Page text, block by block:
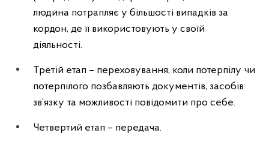
людина потрапляє у більшості випадків за
кордон, де її використовують у своїй
діяльності.
Третій етап – переховування, коли потерпілу чи
потерпілого позбавляють документів, засобів
зв’язку та можливості повідомити про себе.
Четвертий етап – передача.